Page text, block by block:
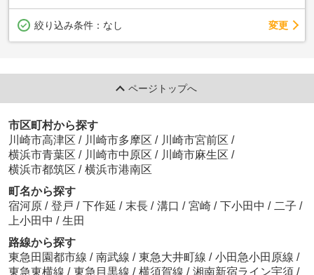
絞り込み条件： なし 変更
ページトップへ
市区町村から探す
川崎市高津区 / 川崎市多摩区 / 川崎市宮前区 /
横浜市青葉区 / 川崎市中原区 / 川崎市麻生区 /
横浜市都筑区 / 横浜市港南区
町名から探す
宿河原 / 登戸 / 下作延 / 末長 / 溝口 / 宮崎 / 下小田中 / 二子 /
上小田中 / 生田
路線から探す
東急田園都市線 / 南武線 / 東急大井町線 / 小田急小田原線 /
東急東横線 / 東急目黒線 / 横須賀線 / 湘南新宿ライン宇須 /